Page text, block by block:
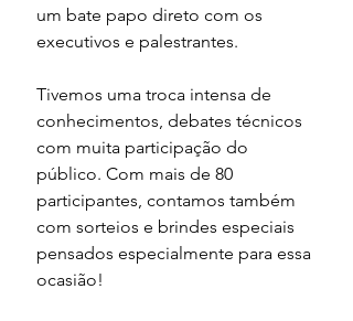
um bate papo direto com os
executivos e palestrantes.
Tivemos uma troca intensa de
conhecimentos, debates técnicos
com muita participação do
público. Com mais de 80
participantes, contamos também
com sorteios e brindes especiais
pensados especialmente para essa
ocasião!